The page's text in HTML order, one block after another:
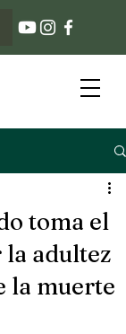
toma el
adultez
la muerte